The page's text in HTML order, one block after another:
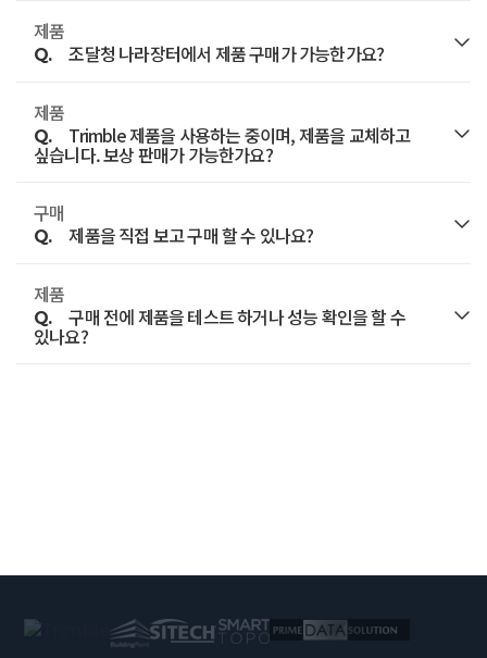
기술영업부 문의하기
A.
제품
Q. 조달청 나라장터에서 제품 구매가 가능한가요?
A.
아래 링크를 클릭해서 담당 영업 사원에게 문의 주시기
제품
Q. Trimble 제품을 사용하는 중이며, 제품을 교체하고
싶습니다. 보상 판매가 가능한가요?
A.
경우가 있습니다.
바랍니다.
구매
Q. 제품을 직접 보고 구매 할 수 있나요?
A.
단, 사전에 담당 영업 사원과 일정을 협의한 후 직접
제품
Q. 구매 전에 제품을 테스트 하거나 성능 확인을 할 수
있나요?
기술영업부 문의하기